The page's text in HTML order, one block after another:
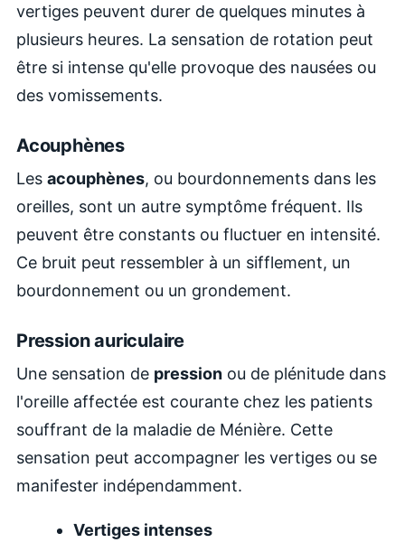
vertiges peuvent durer de quelques minutes à
plusieurs heures. La sensation de rotation peut
être si intense qu'elle provoque des nausées ou
des vomissements.
Acouphènes
Les acouphènes, ou bourdonnements dans les
oreilles, sont un autre symptôme fréquent. Ils
peuvent être constants ou fluctuer en intensité.
Ce bruit peut ressembler à un sifflement, un
bourdonnement ou un grondement.
Pression auriculaire
Une sensation de pression ou de plénitude dans
l'oreille affectée est courante chez les patients
souffrant de la maladie de Ménière. Cette
sensation peut accompagner les vertiges ou se
manifester indépendamment.
Vertiges intenses